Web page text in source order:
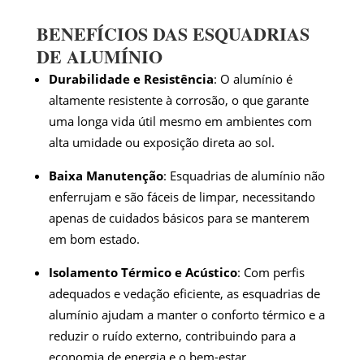
BENEFÍCIOS DAS ESQUADRIAS
DE ALUMÍNIO
Durabilidade e Resistência: O alumínio é
altamente resistente à corrosão, o que garante
uma longa vida útil mesmo em ambientes com
alta umidade ou exposição direta ao sol.
Baixa Manutenção: Esquadrias de alumínio não
enferrujam e são fáceis de limpar, necessitando
apenas de cuidados básicos para se manterem
em bom estado.
Isolamento Térmico e Acústico: Com perfis
adequados e vedação eficiente, as esquadrias de
alumínio ajudam a manter o conforto térmico e a
reduzir o ruído externo, contribuindo para a
economia de energia e o bem-estar.